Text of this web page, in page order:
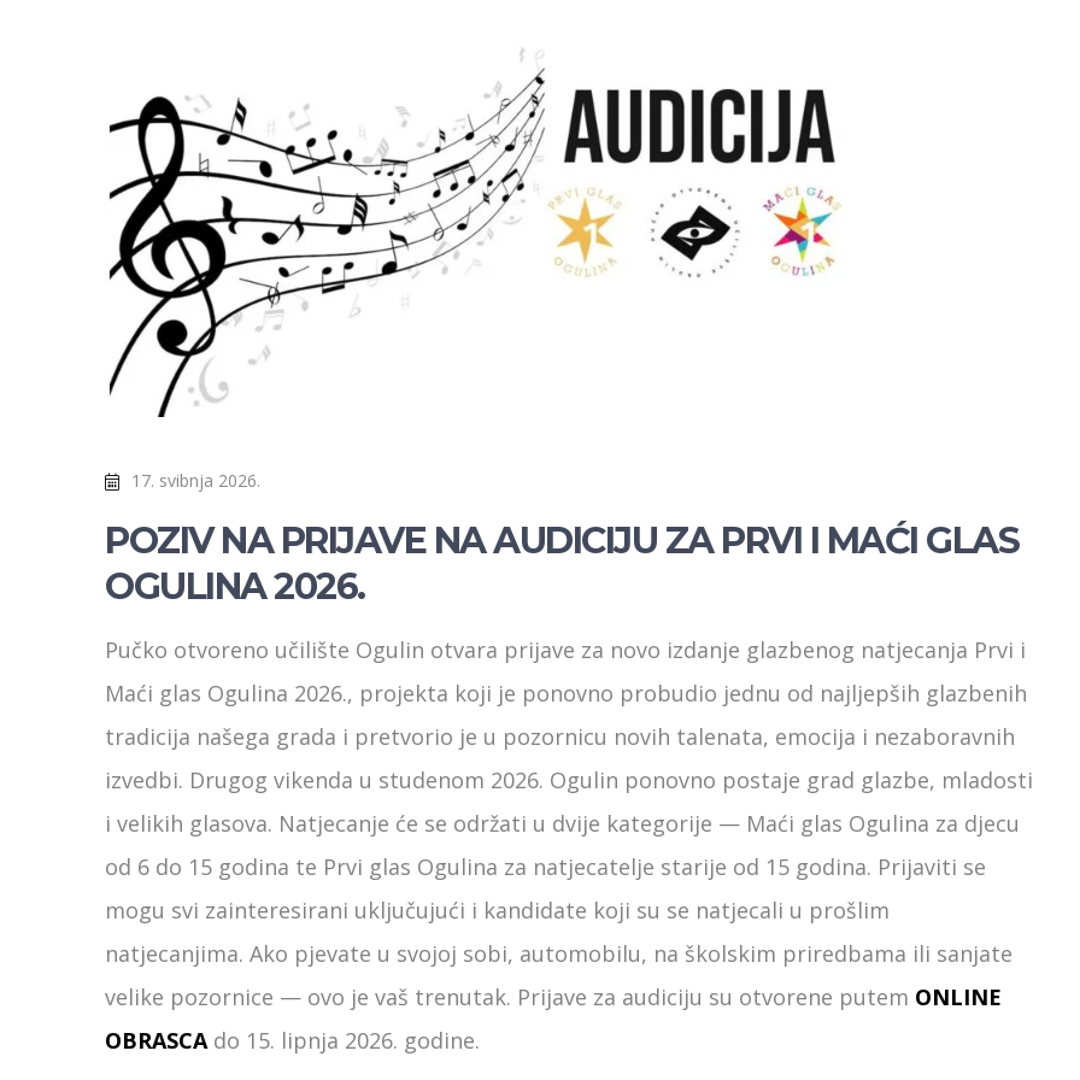
17. svibnja 2026.
POZIV NA PRIJAVE NA AUDICIJU ZA PRVI I MAĆI GLAS
OGULINA 2026.
Pučko otvoreno učilište Ogulin otvara prijave za novo izdanje glazbenog natjecanja Prvi i
Maći glas Ogulina 2026., projekta koji je ponovno probudio jednu od najljepših glazbenih
tradicija našega grada i pretvorio je u pozornicu novih talenata, emocija i nezaboravnih
izvedbi. Drugog vikenda u studenom 2026. Ogulin ponovno postaje grad glazbe, mladosti
i velikih glasova. Natjecanje će se održati u dvije kategorije — Maći glas Ogulina za djecu
od 6 do 15 godina te Prvi glas Ogulina za natjecatelje starije od 15 godina. Prijaviti se
mogu svi zainteresirani uključujući i kandidate koji su se natjecali u prošlim
natjecanjima. Ako pjevate u svojoj sobi, automobilu, na školskim priredbama ili sanjate
velike pozornice — ovo je vaš trenutak. Prijave za audiciju su otvorene putem ONLINE
OBRASCAdo 15. lipnja 2026. godine.